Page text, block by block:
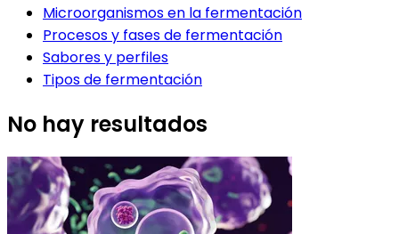
Microorganismos en la fermentación
Procesos y fases de fermentación
Sabores y perfiles
Tipos de fermentación
No hay resultados